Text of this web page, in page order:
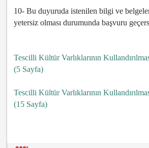
10- Bu duyuruda istenilen bilgi ve
yetersiz olması durumunda başvuru
Tescilli Kültür Varlıklarının
(5 Sayfa)
Tescilli Kültür Varlıklarının
(15 Sayfa)